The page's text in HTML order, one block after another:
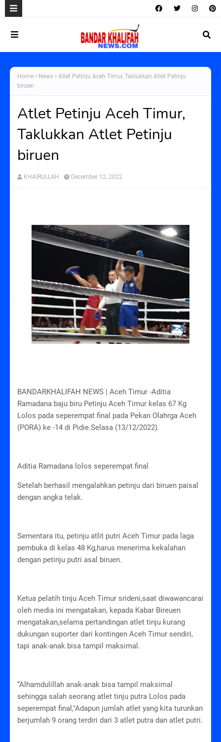
Home News
Atlet Petinju Aceh Timur, Taklukkan Atlet Petinju
biruen
Atlet Petinju Aceh Timur,
Taklukkan Atlet Petinju
biruen
KHAIRULLAH December 12, 2022
BANDARKHALIFAH NEWS | Aceh Timur -Aditia
Ramadana baju biru Petinju Aceh Timur kelas 67 Kg
Lolos pada seperempat final pada Pekan Olahrga Aceh
(PORA) ke -14 di Pidie.Selasa (13/12/2022).
Aditia Ramadana lolos seperempat final
Setelah berhasil mengalahkan petinju dari biruen paisal
dengan angka telak.
Sementara itu, petinju atlit putri Aceh Timur pada laga
pembuka di kelas 48 Kg,harus menerima kekalahan
dengan petinju putri asal biruen.
Ketua pelatih tinju Aceh Timur srideni,saat diwawancarai
oleh media ini mengatakan, kepada Kabar Bireuen
mengatakan,selama pertandingan atlet tinju kurang
dukungan suporter dari kontingen Aceh Timur sendiri,
tapi anak-anak bisa tampil maksimal.
“Alhamdulillah anak-anak bisa tampil maksimal
sehingga salah seorang atlet tinju putra Lolos pada
seperempat final,"Adapun jumlah atlet yang kita turunkan
berjumlah 9 orang terdiri dari 3 atlet putra dan atlet putri.